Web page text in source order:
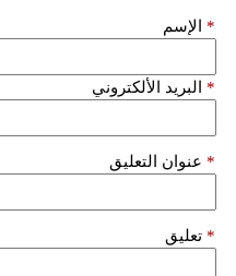
الإسم *
البريد الألكتروني *
عنوان التعليق *
تعليق *